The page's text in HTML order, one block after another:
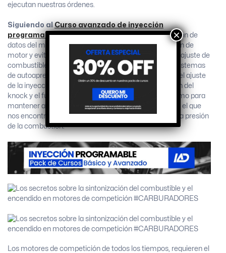
ejecutan nuestras órdenes.
Siguiendo alCurso avanzado de inyección
programableveremos interpretación de la adquisición de
datos del motor, cómo trazar estrategias de protección de
motor y evitar roturas, las más modernas técnicas de ajuste de
combustible por lazo cerrado de sonda lambda y los sistemas
de autoaprendizaje a partir de éstas, comprendemos el ajuste
de la inyección en fase, así como también la detección del
knock y el funcionamiento en lazo cerrado con el mismo para
mantener al motor al límite de la detonación, límite en el que
nos encontramos con el mayor aprovechamiento de la presión
de la combustión.
Los motores de competición de todos los tiempos, requieren el
×